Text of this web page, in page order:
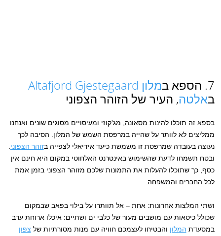
7. הספא ב
מלון Altafjord Gjestegaard
באלטה, העיר של הזוהר הצפוני
בספא זה תוכלו להינות מסאונה, מג'קוזי ומעיסויים מסוגים שונים ואנחנו
ממליצים לא לוותר על שהייה במרפסת השמש של המלון. הסיבה לכך
נעוצה בעובדה שמרפסת זו משמשת כיעד אידיאלי לצפייה בזוהר הצפוני
ובטח תשמחו לדעת שהשימוש באינטרנט האלחוטי במקום היא חינם אין
כסף, כך שתוכלו להעלות את התמונות שלכם מזוהר הצפוני בזמן אמת
לכל החברים והמשפחה.
ושתי המלצות אחרונות: אחת – אל תוותרו על בילוי בפאב שבמקום
שכולל כיסאות עם מושבים מעור של כלבי ים ושתיים: איכלו ארוחת ערב
במסעדת המלון והבטיחו לעצמכם חוויה עם מנות מסורתיות של צפון